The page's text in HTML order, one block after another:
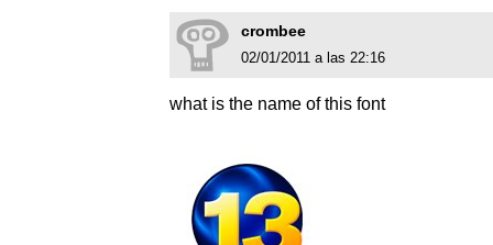
crombee
02/01/2011 a las 22:16
what is the name of this font